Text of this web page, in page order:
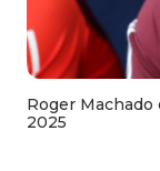
Roger Machado
2025